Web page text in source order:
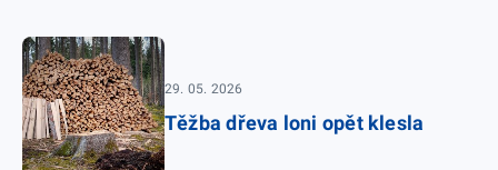
29. 05. 2026
Těžba dřeva loni opět klesla